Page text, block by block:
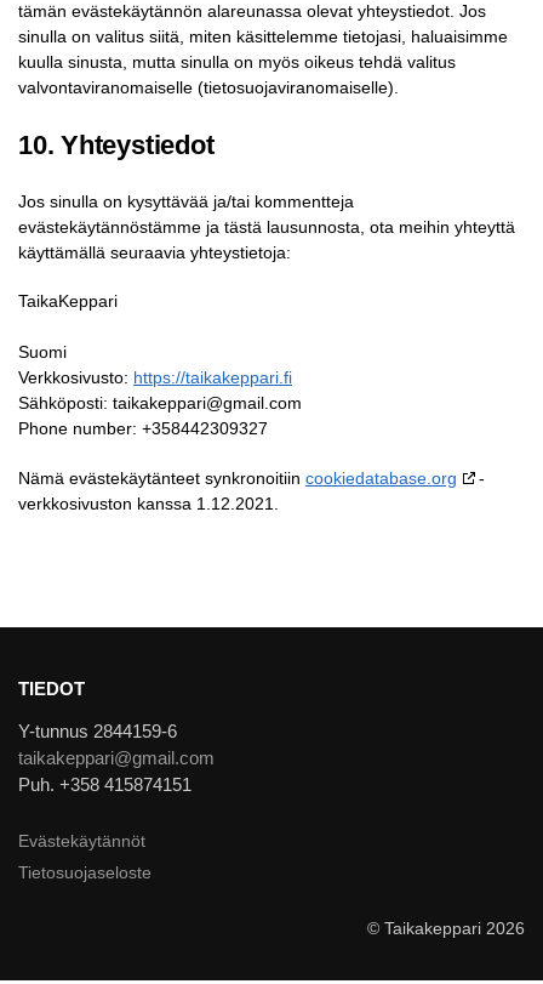
tämän evästekäytännön alareunassa olevat yhteystiedot. Jos
sinulla on valitus siitä, miten käsittelemme tietojasi, haluaisimme
kuulla sinusta, mutta sinulla on myös oikeus tehdä valitus
valvontaviranomaiselle (tietosuojaviranomaiselle).
10. Yhteystiedot
Jos sinulla on kysyttävää ja/tai kommentteja
evästekäytännöstämme ja tästä lausunnosta, ota meihin yhteyttä
käyttämällä seuraavia yhteystietoja:
TaikaKeppari
Suomi
Verkkosivusto: https://taikakeppari.fi
Sähköposti: taikakeppari@gmail.com
Phone number: +358442309327
Nämä evästekäytänteet synkronoitiin cookiedatabase.org
-
verkkosivuston kanssa 1.12.2021.
TIEDOT
Y-tunnus 2844159-6
taikakeppari@gmail.com
Puh. +358 415874151
Evästekäytännöt
Tietosuojaseloste
© Taikakeppari 2026